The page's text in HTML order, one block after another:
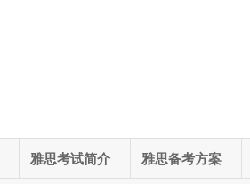
雅思考试简介 雅思备考方案